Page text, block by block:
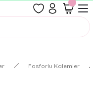
Kargoda!
Fosforlu Kalemler